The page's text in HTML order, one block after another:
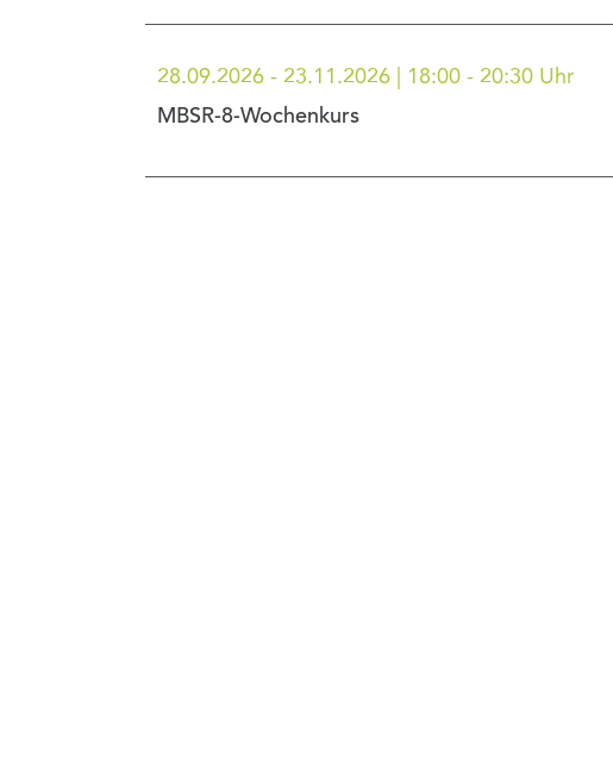
28.09.2026 - 23.11.2026 | 18:00 - 20:30 Uhr
MBSR-8-Wochenkurs